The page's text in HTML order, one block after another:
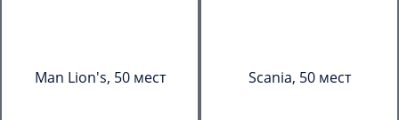
Man Lion's, 50 мест Scania, 50 мест